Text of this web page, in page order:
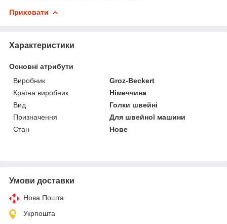
Приховати
Характеристики
Основні атрибути
Виробник
Groz-Beckert
Країна виробник
Німеччина
Вид
Голки швейні
Призначення
Для швейної машини
Стан
Нове
Умови доставки
Нова Пошта
Укрпошта